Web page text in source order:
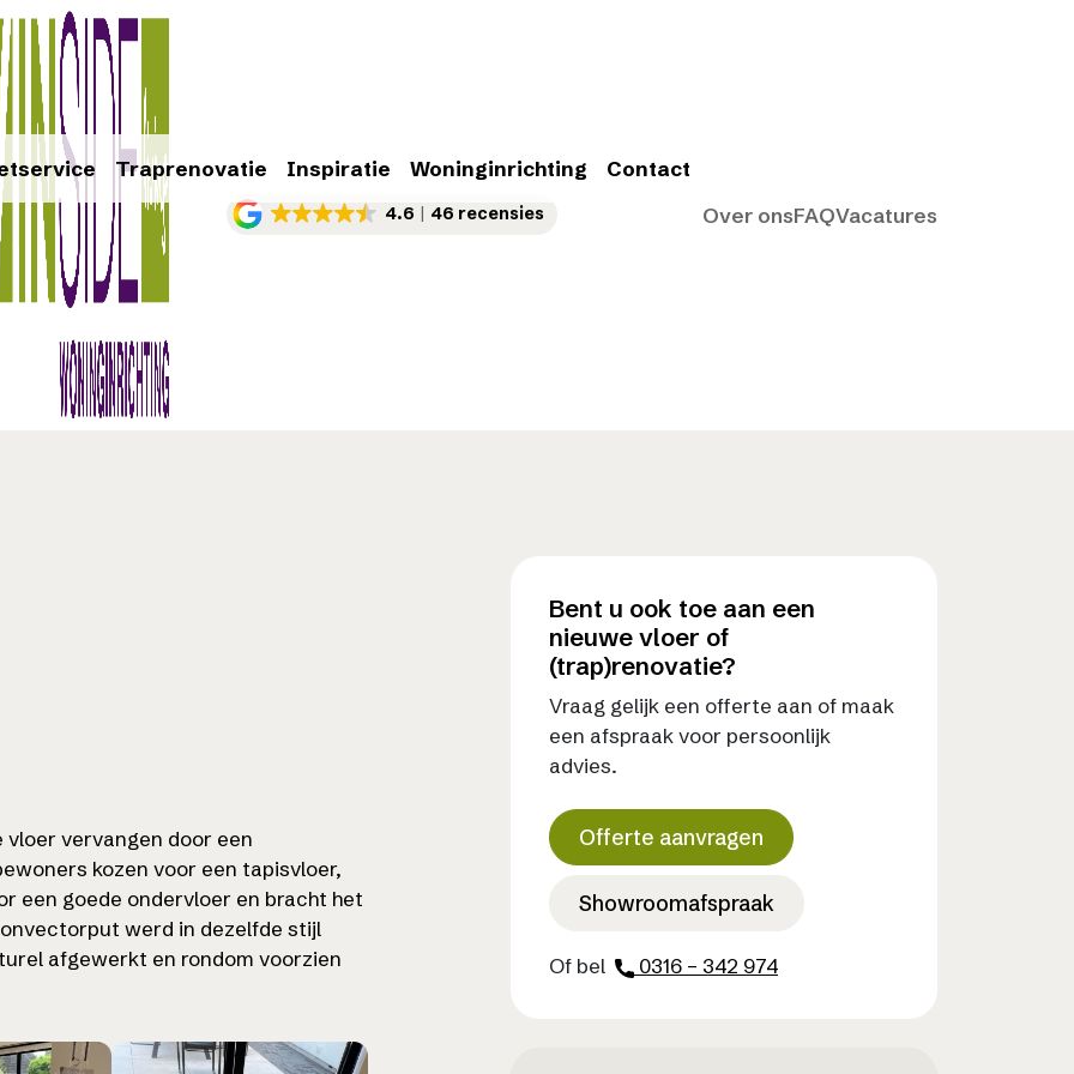
4.6 46 recensies
Traprenovatie Inspiratie Woninginrichting
Contact
Over onsFAQVacatures
vervangen door een
kozen voor een tapisvloer,
een goede ondervloer en bracht het
werd in dezelfde stijl
afgewerkt en rondom voorzien
Bent u ook toe aan een
nieuwe vloer of
(trap)renovatie?
Vraag gelijk een offerte aan of maak
een afspraak voor persoonlijk
advies.
Offerte aanvragen
Showroomafspraak
Of bel 0316 – 342 974